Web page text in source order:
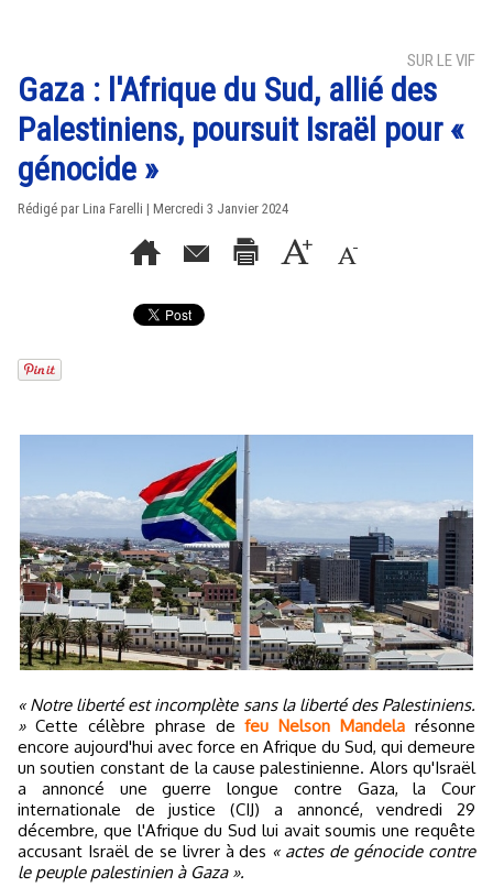
SUR LE VIF
Gaza : l'Afrique du Sud, allié des
Palestiniens, poursuit Israël pour «
génocide »
Rédigé par Lina Farelli | Mercredi 3 Janvier 2024
« Notre liberté est incomplète sans la liberté des Palestiniens.
»Cette célèbre phrase defeu Nelson Mandela résonne
encore aujourd'hui avec force en Afrique du Sud, qui demeure
un soutien constant de la cause palestinienne. Alors qu'Israël
a annoncé une guerre longue contre Gaza, la Cour
internationale de justice (CIJ) a annoncé, vendredi 29
décembre, que l'Afrique du Sud lui avait soumis une requête
accusant Israël de se livrer à des « actes de génocide contre
le peuple palestinien à Gaza ».